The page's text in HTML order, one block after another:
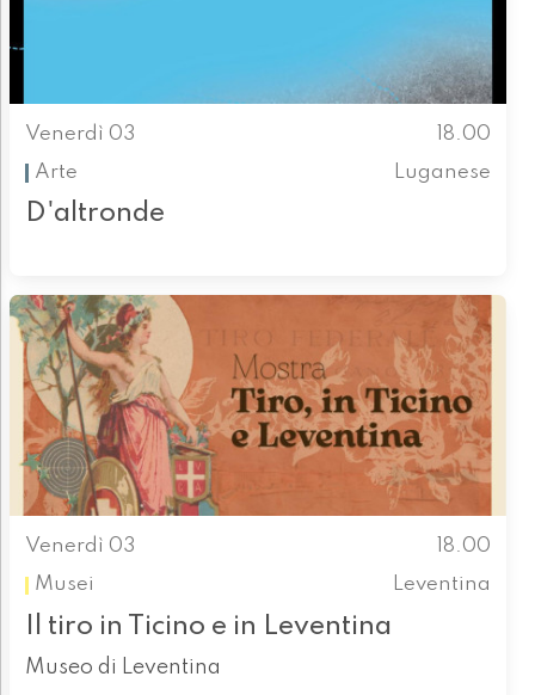
Venerdì 03
18.00
Arte
Luganese
D'altronde
Venerdì 03
18.00
Musei
Leventina
Il tiro in Ticino e in Leventina
Museo di Leventina